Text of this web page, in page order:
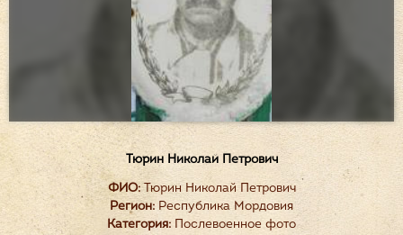
Тюрин Николай Петрович
ФИО:Тюрин Николай Петрович
Регион: Республика Мордовия
Категория: Послевоенное фото